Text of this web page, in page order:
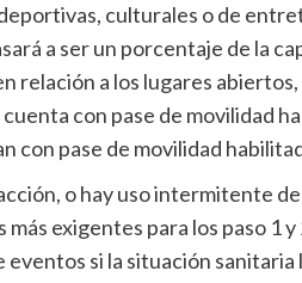
culturales o de
a ser un porcentaje de la
relación a los lugares
con pase de movilidad
con pase de movilidad
o hay uso intermitente
exigentes para los paso 1
si la situación sanitaria